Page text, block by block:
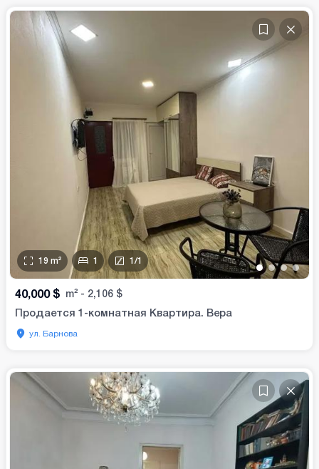
••••
19 m² 1 1 /1
40,000 $ m² - 2,106 $
Продается 1-комнатная Квартира. Вера
ул. Барнова